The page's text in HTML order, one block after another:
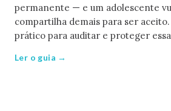
permanente — e um adolescente
compartilha demais para ser
prático para auditar e proteger
Ler o guia →